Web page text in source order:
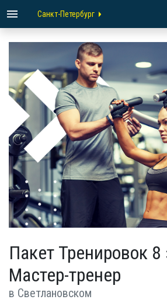
Санкт-Петербург
Пакет Тренировок 8
Мастер-тренер
в Светлановском